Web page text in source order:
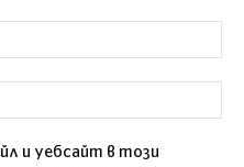
и уебсайт в този